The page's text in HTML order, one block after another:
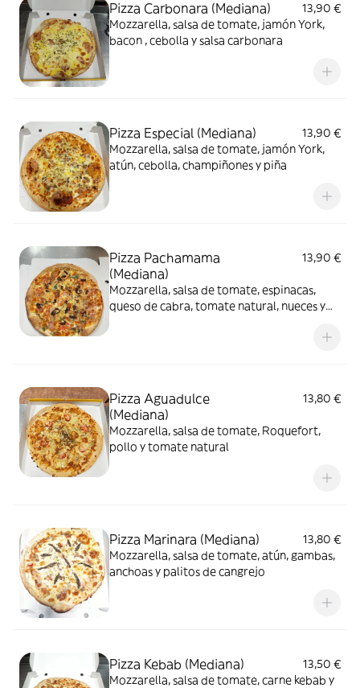
Pizza Carbonara (Mediana)
13,90 €
Mozzarella, salsa de tomate, jamón York,
bacon , cebolla y salsa carbonara
Pizza Especial (Mediana)
13,90 €
Mozzarella, salsa de tomate, jamón York,
atún, cebolla, champiñones y piña
Pizza Pachamama
(Mediana)
13,90 €
Mozzarella, salsa de tomate, espinacas,
queso de cabra, tomate natural, nueces y
Pizza Aguadulce
(Mediana)
13,80 €
Mozzarella, salsa de tomate, Roquefort,
pollo y tomate natural
Pizza Marinara (Mediana)
13,80 €
Mozzarella, salsa de tomate, atún, gambas,
anchoas y palitos de cangrejo
Pizza Kebab (Mediana)
13,50 €
Mozzarella, salsa de tomate, carne kebab y